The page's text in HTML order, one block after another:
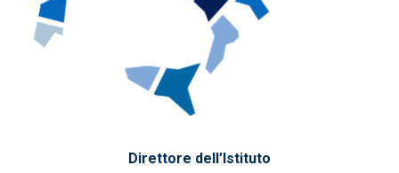
Direttore dell’Istituto